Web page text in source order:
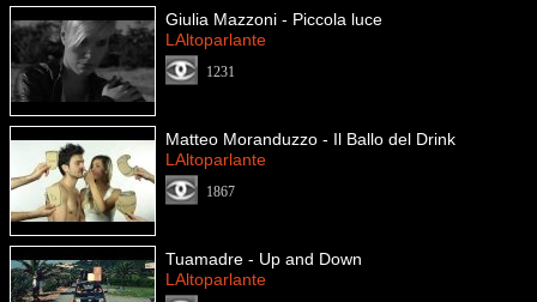
Giulia Mazzoni - Piccola luce
LAltoparlante
1231
Matteo Moranduzzo - Il Ballo del Drink
LAltoparlante
1867
Tuamadre - Up and Down
LAltoparlante